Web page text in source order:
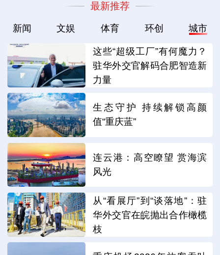
最新推荐
新闻 文娱 体育 环创 城市
这些“超级工厂”有何魔力？
驻华外交官解码合肥智造新
力量
生态守护 持续解锁高颜
值“重庆蓝”
连云港：高空瞭望 赏海滨
风光
从“看展厅”到“谈落地”：驻
华外交官在皖抛出合作橄榄
枝